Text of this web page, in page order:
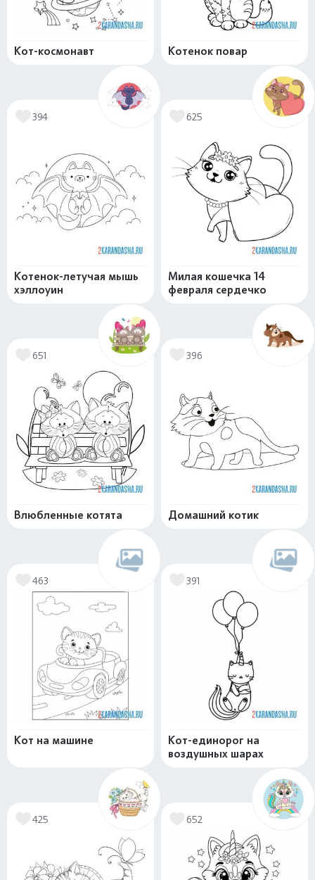
Кот-космонавт Котенок повар
394
Котенок-летучая мышь
хэллоуин
625
Милая кошечка 14
февраля сердечко
651
Влюбленные котята
396
Домашний котик
463
Кот на машине
391
Кот-единорог на
воздушных шарах
425 652